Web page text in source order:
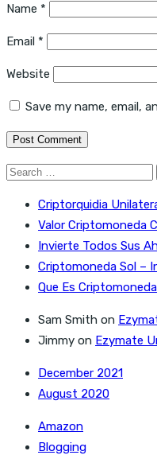
Name *
Email *
Website
Save my name, email,
Search
Criptorquidia
Valor Criptomoneda
Invierte Todos Sus
Criptomoneda Sol –
Que Es
Sam Smith on
Jimmy on Ezymate
December 2021
August 2020
Amazon
Blogging